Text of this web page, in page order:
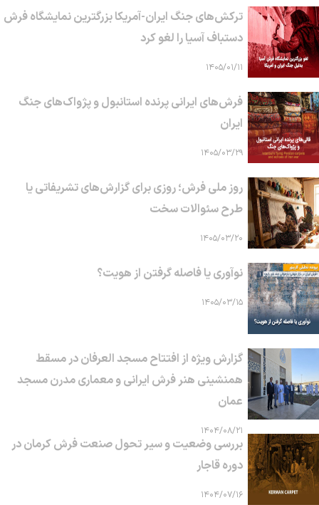
ترکش‌های جنگ ایران-آمریکا بزرگترین نمایشگاه فرش
دستباف آسیا را لغو کرد
۱۴۰۵/۰۱/۱۱
فرش‌های ایرانی پرنده استانبول و پژواک‌های جنگ
ایران
۱۴۰۵/۰۳/۲۹
روز ملی فرش؛ روزی برای گزارش‌های تشریفاتی یا
طرح سئوالات سخت
۱۴۰۵/۰۳/۲۰
نوآوری یا فاصله گرفتن از هویت؟
۱۴۰۵/۰۳/۱۵
گزارش ویژه از افتتاح مسجد العرفان در مسقط
همنشینی هنر فرش ایرانی و معماری مدرن مسجد
عمان
۱۴۰۴/۰۸/۲۱
بررسی وضعیت و سیر تحول صنعت فرش کرمان در
دوره قاجار
۱۴۰۴/۰۷/۱۶